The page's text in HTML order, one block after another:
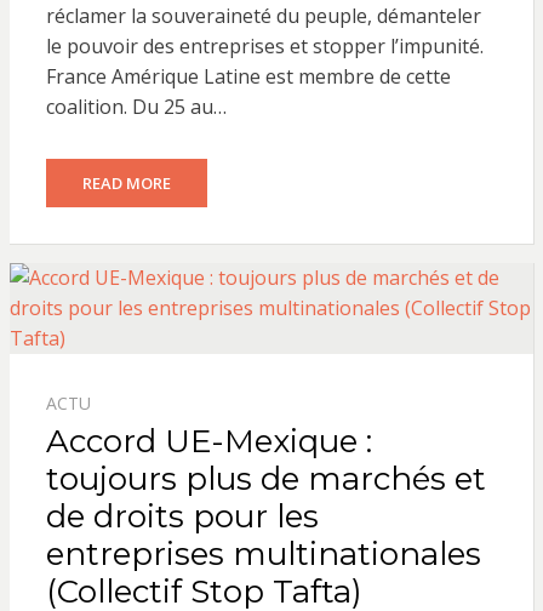
réclamer la souveraineté du peuple, démanteler
le pouvoir des entreprises et stopper l’impunité.
France Amérique Latine est membre de cette
coalition. Du 25 au…
READ MORE
ACTU
Accord UE-Mexique :
toujours plus de marchés et
de droits pour les
entreprises multinationales
(Collectif Stop Tafta)